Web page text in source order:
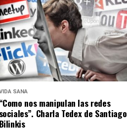
SANA
“Como nos manipulan las redes
sociales”. Charla Tedex de Santiago
Bilinkis